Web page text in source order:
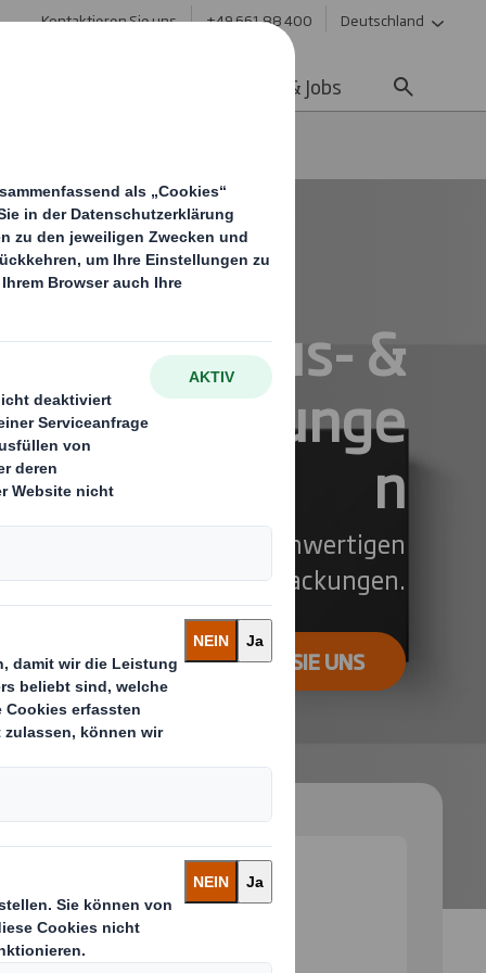
Kontaktieren Sie uns +49 661 88 400 Deutschland
Karriere & Jobs
Luxus- &
n
Produkte mit unseren hochwertigen
Verpackungen.
KONTAKTIEREN SIE UNS
and next buttons to move between slides. Only